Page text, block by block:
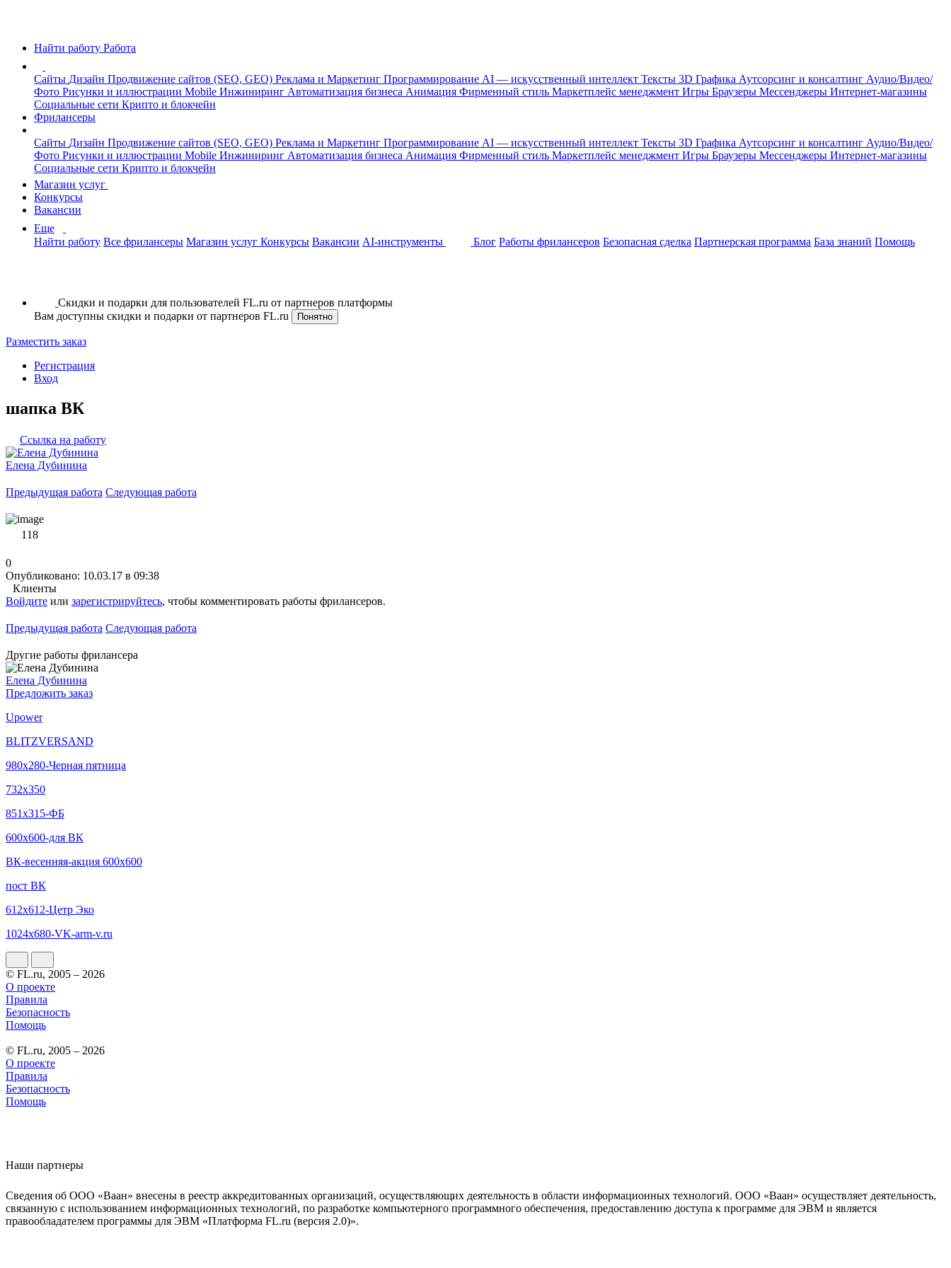
Найти работу Работа
Сайты Дизайн Продвижение сайтов (SEO, GEO) Реклама и Маркетинг Программирование AI — искусственный интеллект Тексты 3D Графика Аутсорсинг и консалтинг Аудио/Видео/
Фото Рисунки и иллюстрации Mobile Инжиниринг Автоматизация бизнеса Анимация Фирменный стиль Маркетплейс менеджмент Игры Браузеры Мессенджеры Интернет-магазины
Социальные сети Крипто и блокчейн
Фрилансеры
Сайты Дизайн Продвижение сайтов (SEO, GEO) Реклама и Маркетинг Программирование AI — искусственный интеллект Тексты 3D Графика Аутсорсинг и консалтинг Аудио/Видео/
Фото Рисунки и иллюстрации Mobile Инжиниринг Автоматизация бизнеса Анимация Фирменный стиль Маркетплейс менеджмент Игры Браузеры Мессенджеры Интернет-магазины
Социальные сети Крипто и блокчейн
Магазин услуг
Конкурсы
Вакансии
Еще
Найти работу Все фрилансеры Магазин услуг Конкурсы Вакансии AI-инструменты Блог Работы фрилансеров Безопасная сделка Партнерская программа База знаний Помощь
Скидки и подарки для пользователей FL.ru от партнеров платформы
Вам доступны скидки и подарки от партнеров FL.ru
Понятно
Разместить заказ
Регистрация
Вход
шапка ВК
Ссылка на работу
Елена Дубинина
Предыдущая работа Следующая работа
118
0
Опубликовано: 10.03.17 в 09:38
Клиенты
Войдите или зарегистрируйтесь, чтобы комментировать работы фрилансеров.
Предыдущая работа Следующая работа
Другие работы фрилансера
Елена Дубинина
Предложить заказ
Upower
BLITZVERSAND
980х280-Черная пятница
732х350
851x315-ФБ
600х600-для ВК
ВК-весенняя-акция 600х600
пост ВК
612x612-Цетр Эко
1024x680-VK-arm-v.ru
© FL.ru, 2005 – 2026
О проекте
Правила
Безопасность
Помощь
© FL.ru, 2005 – 2026
О проекте
Правила
Безопасность
Помощь
Наши партнеры
Сведения об ООО «Ваан» внесены в реестр аккредитованных организаций, осуществляющих деятельность в области информационных технологий. ООО «Ваан» осуществляет деятельность,
связанную с использованием информационных технологий, по разработке компьютерного программного обеспечения, предоставлению доступа к программе для ЭВМ и является
правообладателем программы для ЭВМ «Платформа FL.ru (версия 2.0)».